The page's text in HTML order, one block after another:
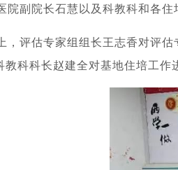
院副院长石慧以及科教科和各
，评估专家组组长王志香对评
教科科长赵建全对基地住培工作